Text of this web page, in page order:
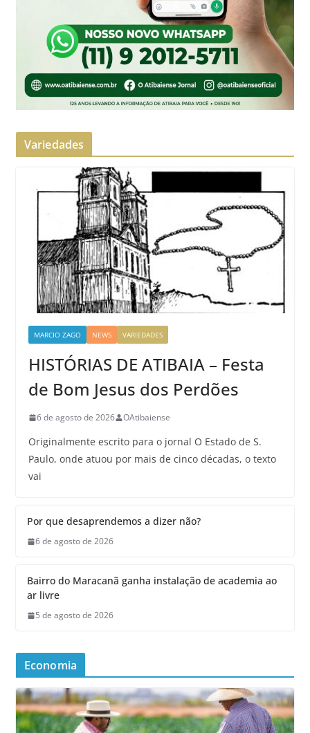
Variedades
MARCIO ZAGO NEWS VARIEDADES
HISTÓRIAS DE ATIBAIA – Festa
de Bom Jesus dos Perdões
6 de agosto de 2026 OAtibaiense
Originalmente escrito para o jornal O Estado de S.
Paulo, onde atuou por mais de cinco décadas, o texto
vai
Por que desaprendemos a dizer não?
6 de agosto de 2026
Bairro do Maracanã ganha instalação de academia ao
ar livre
5 de agosto de 2026
Economia